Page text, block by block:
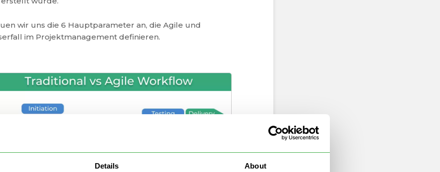
Details About
wir uns die 6 Hauptparameter an, die Agile und
im Projektmanagement definieren.